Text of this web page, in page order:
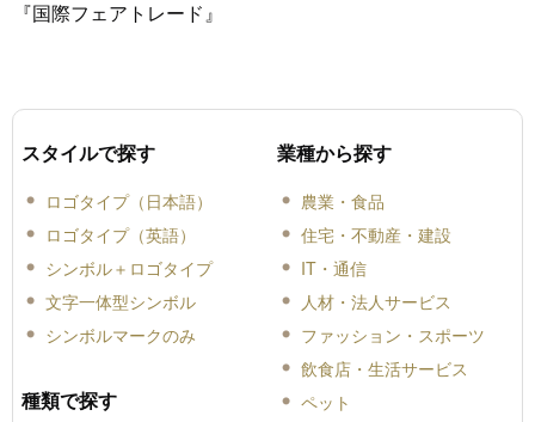
『国際フェアトレード』
スタイルで探す
ロゴタイプ（日本語）
ロゴタイプ（英語）
シンボル＋ロゴタイプ
文字一体型シンボル
シンボルマークのみ
種類で探す
業種から探す
農業・食品
住宅・不動産・建設
IT・通信
人材・法人サービス
ファッション・スポーツ
飲食店・生活サービス
ペット